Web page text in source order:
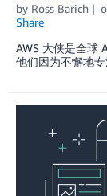
by Ross Barich
Share
AWS 大侠是全球
他们因为不懈地